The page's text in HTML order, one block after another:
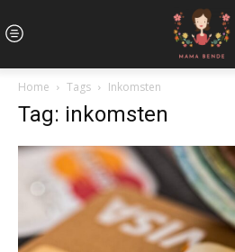
Home Tags Inkomsten
Tag: inkomsten